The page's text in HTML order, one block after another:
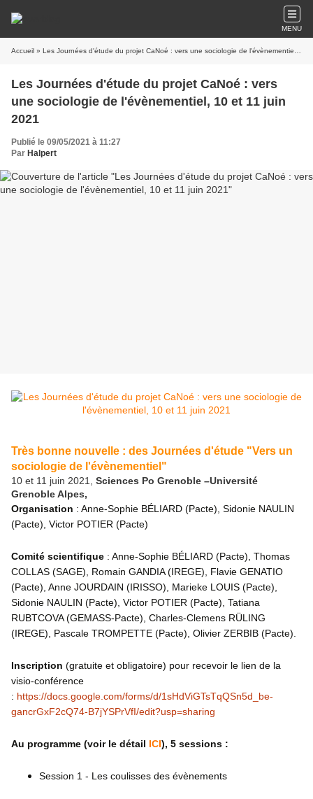
MENU
Accueil » Les Journées d'étude du projet CaNoé : vers une sociologie de l'évènementiel, 10 et 11 juin 2021
Les Journées d'étude du projet CaNoé : vers
une sociologie de l'évènementiel, 10 et 11 juin
2021
Publié le 09/05/2021 à 11:27
Par Halpert
Très bonne nouvelle : des Journées d'étude "Vers un
sociologie de l'évènementiel"
10 et 11 juin 2021, Sciences Po Grenoble –Université
Grenoble Alpes,
Organisation : Anne-Sophie BÉLIARD (Pacte), Sidonie NAULIN
(Pacte), Victor POTIER (Pacte)
Comité scientifique : Anne-Sophie BÉLIARD (Pacte), Thomas
COLLAS (SAGE), Romain GANDIA (IREGE), Flavie GENATIO
(Pacte), Anne JOURDAIN (IRISSO), Marieke LOUIS (Pacte),
Sidonie NAULIN (Pacte), Victor POTIER (Pacte), Tatiana
RUBTCOVA (GEMASS-Pacte), Charles-Clemens RÜLING
(IREGE), Pascale TROMPETTE (Pacte), Olivier ZERBIB (Pacte).
Inscription (gratuite et obligatoire) pour recevoir le lien de la
visio-conférence
: https://docs.google.com/forms/d/1sHdViGTsTqQSn5d_be-
gancrGxF2cQ74-B7jYSPrVfI/edit?usp=sharing
Au programme (voir le détail ICI), 5 sessions :
Session 1 - Les coulisses des évènements